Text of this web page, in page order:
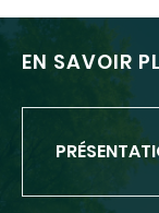
EN SAVOIR